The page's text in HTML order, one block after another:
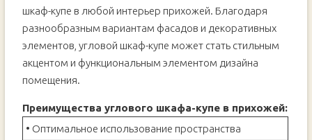
шкаф-купе в любой интерьер прихожей. Благодаря
разнообразным вариантам фасадов и декоративных
элементов, угловой шкаф-купе может стать стильным
акцентом и функциональным элементом дизайна
помещения.
Преимущества углового шкафа-купе в прихожей:
• Оптимальное использование пространства